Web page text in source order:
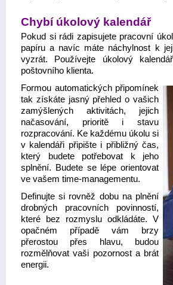
Chybí úkolový kalendář
Pokud si rádi zapisujete pracovní
papíru a navíc máte náchylnost k
vyzrát. Používejte úkolový
poštovního klienta.
Formou automatických připomínek
tak získáte jasný přehled o vašich
zamýšlených aktivitách, jejich
načasování, prioritě i stavu
rozpracování. Ke každému úkolu si
v kalendáři připište i přibližný čas,
který budete potřebovat k jeho
splnění. Budete se lépe orientovat
ve vašem time-managementu.
Definujte si rovněž dobu na plnění
drobných pracovních povinností,
které bez rozmyslu odkládáte. V
opačném případě vám brzy
přerostou přes hlavu, budou
rozmělňovat vaši pozornost a brát
energii.